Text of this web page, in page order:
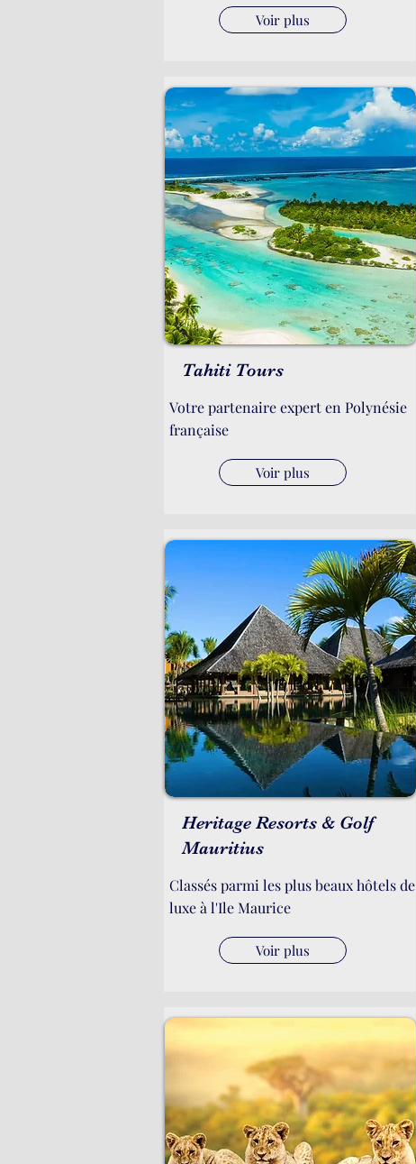
Voir plus
Tahiti Tours
Votre partenaire expert en Polynésie
française
Voir plus
Heritage Resorts & Golf
Mauritius
Classés parmi les plus beaux hôtels de
luxe à l'Ile Maurice
Voir plus